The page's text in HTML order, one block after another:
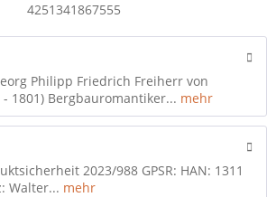
4251341867555
Philipp Friedrich Freiherr von
1801) Bergbauromantiker... mehr
2023/988 GPSR: HAN: 1311
Walter... mehr